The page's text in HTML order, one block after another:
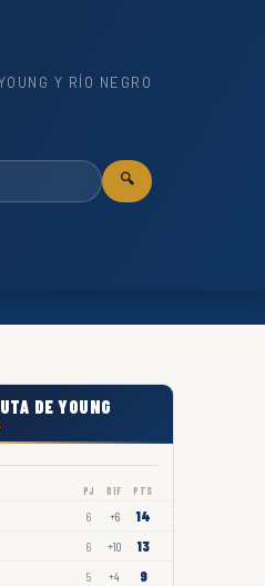
Y RÍO NEGRO
🔍
DE YOUNG
PJ DIF PTS
6 +6 14
6 +10 13
5 +4 9